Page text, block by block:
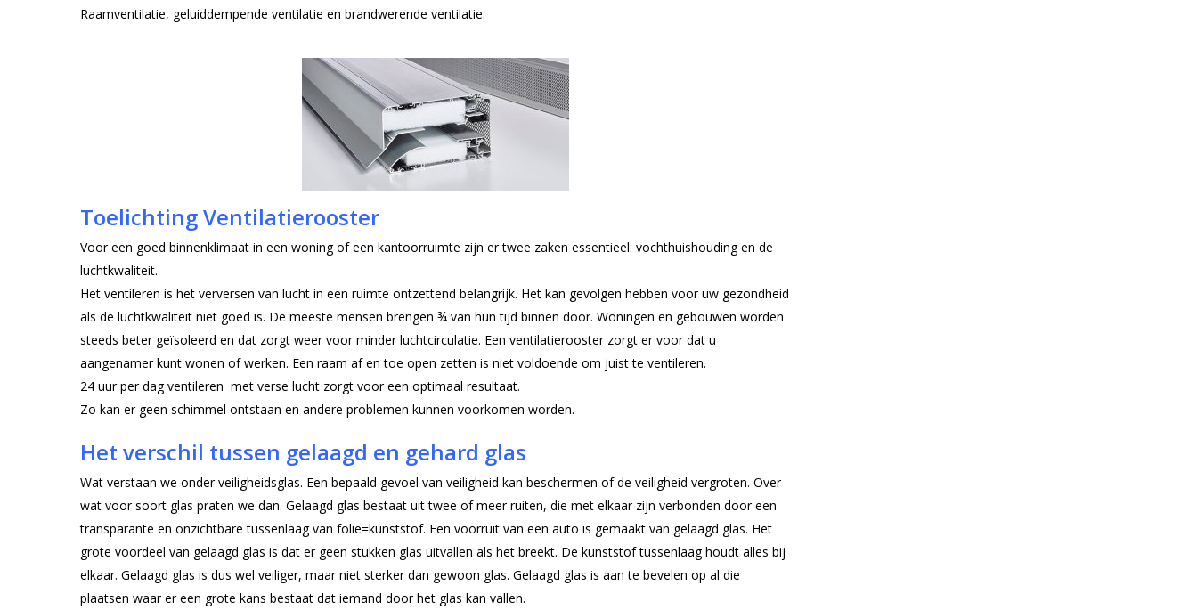
Raamventilatie, geluiddempende ventilatie en brandwerende ventilatie.
Toelichting Ventilatierooster
Voor een goed binnenklimaat in een woning of een kantoorruimte zijn er twee zaken essentieel: vochthuishouding en de
luchtkwaliteit.
Het ventileren is het verversen van lucht in een ruimte ontzettend belangrijk. Het kan gevolgen hebben voor uw gezondheid
als de luchtkwaliteit niet goed is. De meeste mensen brengen ¾ van hun tijd binnen door. Woningen en gebouwen worden
steeds beter geïsoleerd en dat zorgt weer voor minder luchtcirculatie. Een ventilatierooster zorgt er voor dat u
aangenamer kunt wonen of werken. Een raam af en toe open zetten is niet voldoende om juist te ventileren.
24 uur per dag ventileren met verse lucht zorgt voor een optimaal resultaat.
Zo kan er geen schimmel ontstaan en andere problemen kunnen voorkomen worden.
Het verschil tussen gelaagd en gehard glas
Wat verstaan we onder veiligheidsglas. Een bepaald gevoel van veiligheid kan beschermen of de veiligheid vergroten. Over
wat voor soort glas praten we dan. Gelaagd glas bestaat uit twee of meer ruiten, die met elkaar zijn verbonden door een
transparante en onzichtbare tussenlaag van folie=kunststof. Een voorruit van een auto is gemaakt van gelaagd glas. Het
grote voordeel van gelaagd glas is dat er geen stukken glas uitvallen als het breekt. De kunststof tussenlaag houdt alles bij
elkaar. Gelaagd glas is dus wel veiliger, maar niet sterker dan gewoon glas. Gelaagd glas is aan te bevelen op al die
plaatsen waar er een grote kans bestaat dat iemand door het glas kan vallen.